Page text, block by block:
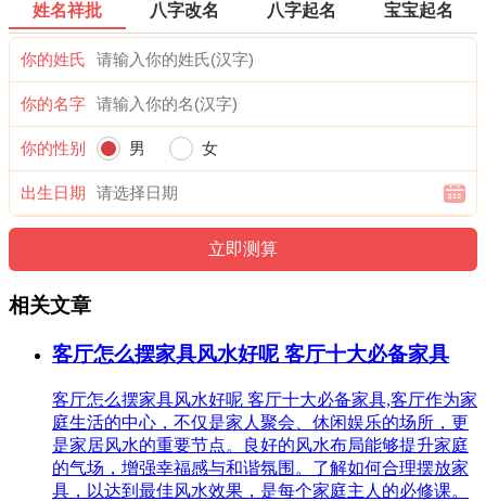
姓名祥批 八字改名 八字起名 宝宝起名
你的姓氏
你的名字
你的性别 男 女
出生日期
相关文章
客厅怎么摆家具风水好呢 客厅十大必备家具
客厅怎么摆家具风水好呢 客厅十大必备家具,客厅作为家
庭生活的中心，不仅是家人聚会、休闲娱乐的场所，更
是家居风水的重要节点。良好的风水布局能够提升家庭
的气场，增强幸福感与和谐氛围。了解如何合理摆放家
具，以达到最佳风水效果，是每个家庭主人的必修课。